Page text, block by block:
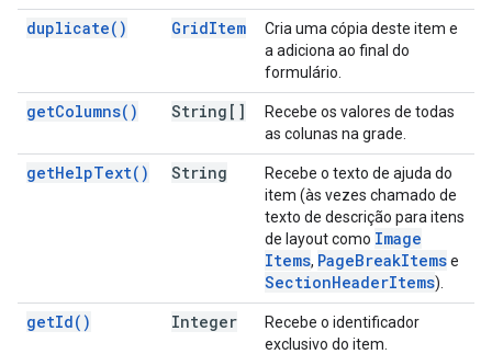
duplicate( ) GridItem
Cria uma cópia deste item e
a adiciona ao final do
formulário.
getColumns( ) String[]
Recebe os valores de todas
as colunas na grade.
getHelpText( ) String
Recebe o texto de ajuda do
item (às vezes chamado de
texto de descrição para itens
de layout como Image
Items, PageBreakItemse
SectionHeaderItems).
getId( ) Integer
Recebe o identificador
exclusivo do item.